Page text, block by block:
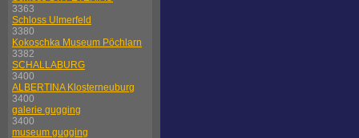
3363
Schloss Ulmerfeld
3380
Kokoschka Museum Pöchlarn
3382
SCHALLABURG
3400
ALBERTINA Klosterneuburg
3400
galerie gugging
3400
museum gugging